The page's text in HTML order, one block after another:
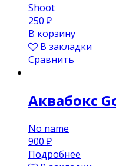
Shoot
250 ₽
В корзину
В закладки
Сравнить
Аквабокс
No name
900 ₽
Подробнее